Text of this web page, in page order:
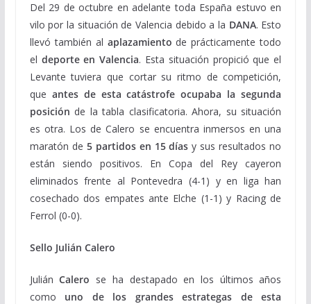
Del 29 de octubre en adelante toda España estuvo en
vilo por la situación de Valencia debido a la DANA. Esto
llevó también al aplazamiento de prácticamente todo
el deporte en Valencia. Esta situación propició que el
Levante tuviera que cortar su ritmo de competición,
que antes de esta catástrofe ocupaba la segunda
posición de la tabla clasificatoria. Ahora, su situación
es otra. Los de Calero se encuentra inmersos en una
maratón de 5 partidos en 15 días y sus resultados no
están siendo positivos. En Copa del Rey cayeron
eliminados frente al Pontevedra (4-1) y en liga han
cosechado dos empates ante Elche (1-1) y Racing de
Ferrol (0-0).
Sello Julián Calero
JuliánCalero se ha destapado en los últimos años
como uno de los grandes estrategas de esta